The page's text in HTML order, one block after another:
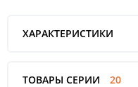
ХАРАКТЕРИСТИКИ
ТОВАРЫ СЕРИИ 20